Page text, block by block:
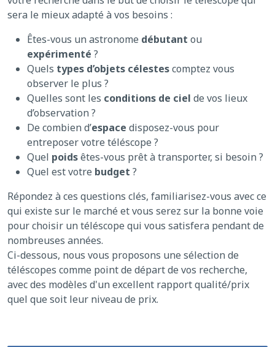
sera le mieux adapté à vos besoins :
Êtes-vous un astronome débutant ou
expérimenté ?
Quels types d’objets célestescomptez vous
observer le plus ?
Quelles sont les conditions de ciel de vos lieux
d’observation ?
De combien d’espace disposez-vous pour
entreposer votre téléscope ?
Quel poidsêtes-vous prêt à transporter, si besoin ?
Quel est votre budget ?
Répondez à ces questions clés, familiarisez-vous avec ce
qui existe sur le marché et vous serez sur la bonne voie
pour choisir un téléscope qui vous satisfera pendant de
nombreuses années.
Ci-dessous, nous vous proposons une sélection de
téléscopes comme point de départ de vos recherche,
avec des modèles d'un excellent rapport qualité/prix
quel que soit leur niveau de prix.